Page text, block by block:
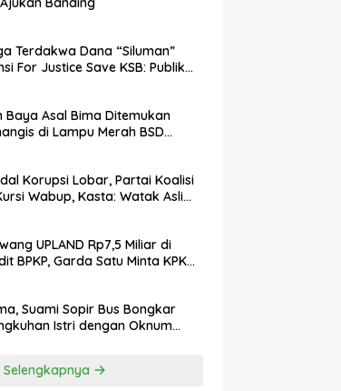
Terdakwa Dana “Siluman”
For Justice Save KSB: Publik
Baya Asal Bima Ditemukan
di Lampu Merah BSD
Korupsi Lobar, Partai Koalisi
Wabup, Kasta: Watak Asli
UPLAND Rp7,5 Miliar di
BPKP, Garda Satu Minta KPK
Suami Sopir Bus Bongkar
Istri dengan Oknum
Selengkapnya